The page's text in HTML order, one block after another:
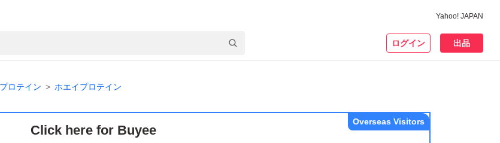
Yahoo! JAPAN
ログイン 出品
プロテイン ホエイプロテイン
Click here for Buyee
Overseas Visitors